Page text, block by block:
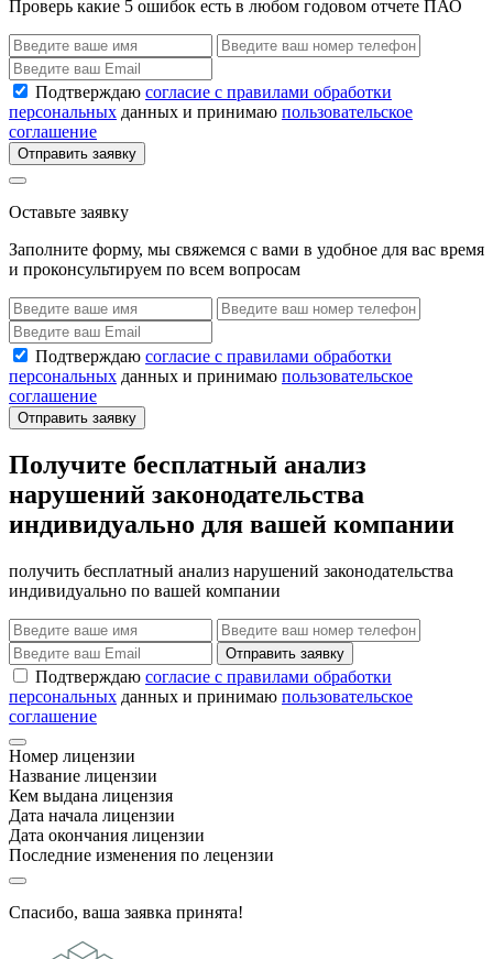
Проверь какие 5 ошибок есть в любом годовом отчете ПАО
Подтверждаю согласие с правилами обработки
персональных данных и принимаю пользовательское
соглашение
Отправить заявку
Оставьте заявку
Заполните форму, мы свяжемся с вами в удобное для вас время
и проконсультируем по всем вопросам
Подтверждаю согласие с правилами обработки
персональных данных и принимаю пользовательское
соглашение
Отправить заявку
Получите бесплатный анализ
нарушений законодательства
индивидуально для вашей компании
получить бесплатный анализ нарушений законодательства
индивидуально по вашей компании
Отправить заявку
Подтверждаю согласие с правилами обработки
персональных данных и принимаю пользовательское
соглашение
Номер лицензии
Название лицензии
Кем выдана лицензия
Дата начала лицензии
Дата окончания лицензии
Последние изменения по лецензии
Спасибо, ваша заявка принята!